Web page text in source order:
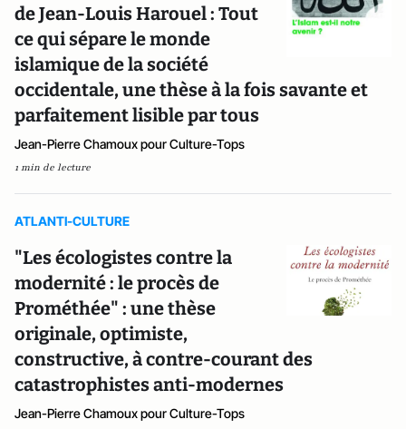
de Jean-Louis Harouel : Tout
ce qui sépare le monde
islamique de la société
occidentale, une thèse à la fois savante et
parfaitement lisible par tous
Jean-Pierre Chamoux pour Culture-Tops
1 min de lecture
ATLANTI-CULTURE
"Les écologistes contre la
modernité : le procès de
Prométhée" : une thèse
originale, optimiste,
constructive, à contre-courant des
catastrophistes anti-modernes
Jean-Pierre Chamoux pour Culture-Tops